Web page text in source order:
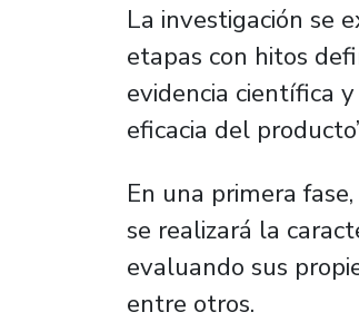
La investigación se
etapas con hitos
evidencia científica
eficacia del
En una primera
se realizará la
evaluando sus
entre otros.